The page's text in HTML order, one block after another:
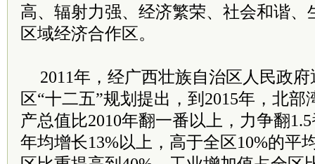
高、辐射力强、经济繁荣、社会和谐、
区域经济合作区。
2011年，经广西壮族自治区人民政
区“十二五”规划提出，到2015年，北
产总值比2010年翻一番以上，力争翻
年均增长13%以上，高于全区10%的平